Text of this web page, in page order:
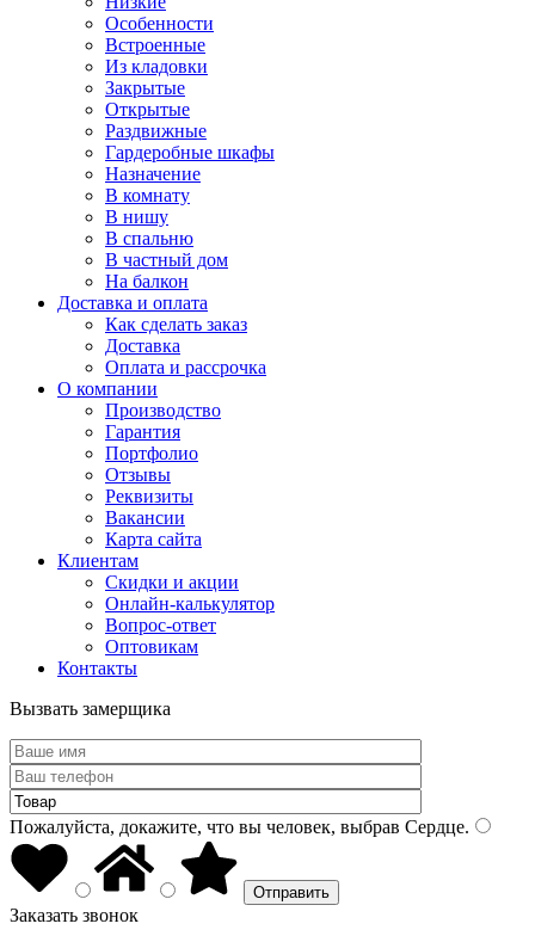
Особенности
Встроенные
Из кладовки
Закрытые
Открытые
Раздвижные
Гардеробные шкафы
Назначение
В комнату
В нишу
В спальню
В частный дом
На балкон
Доставка и оплата
Как сделать заказ
Доставка
Оплата и рассрочка
О компании
Производство
Гарантия
Портфолио
Отзывы
Реквизиты
Вакансии
Карта сайта
Клиентам
Скидки и акции
Онлайн-калькулятор
Вопрос-ответ
Оптовикам
Контакты
Вызвать замерщика
Пожалуйста, докажите, что вы человек, выбрав Сердце.
Заказать звонок